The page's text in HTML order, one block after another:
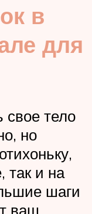
в
для
свое тело
но
так и на
шаги
ваш